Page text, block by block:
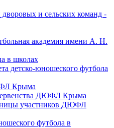
и сельских команд -
академия имени А. Н.
в школах
детско-юношеского футбола
Крыма
ДЮФЛ Крыма
участников ДЮФЛ
футбола в